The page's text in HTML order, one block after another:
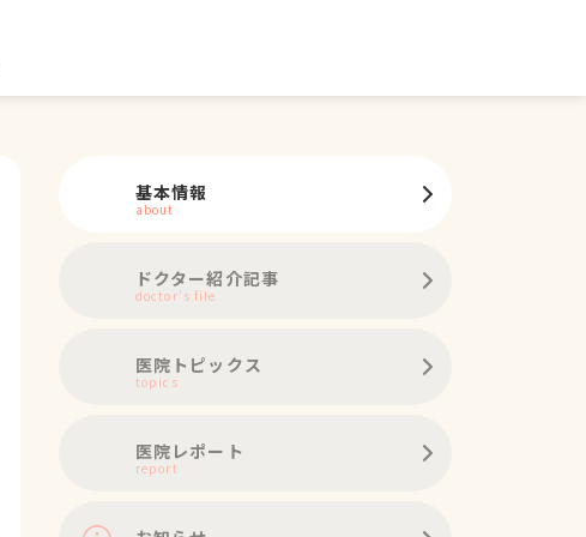
基本情報
about
ドクター紹介記事
doctor's file
医院トピックス
topics
医院レポート
report